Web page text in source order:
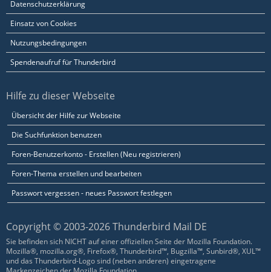
Datenschutzerklärung
Einsatz von Cookies
Nutzungsbedingungen
Spendenaufruf für Thunderbird
Hilfe zu dieser Webseite
Übersicht der Hilfe zur Webseite
Die Suchfunktion benutzen
Foren-Benutzerkonto - Erstellen (Neu registrieren)
Foren-Thema erstellen und bearbeiten
Passwort vergessen - neues Passwort festlegen
Copyright © 2003-2026 Thunderbird Mail DE
Sie befinden sich NICHT auf einer offiziellen Seite der Mozilla Foundation.
Mozilla®, mozilla.org®, Firefox®, Thunderbird™, Bugzilla™, Sunbird®, XUL™
und das Thunderbird-Logo sind (neben anderen) eingetragene